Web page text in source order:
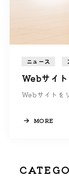
ニュース
Webサイ
Webサイトを
MORE